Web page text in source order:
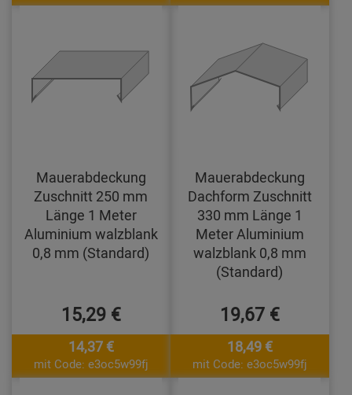
Mauerabdeckung
Zuschnitt 250 mm
Länge 1 Meter
Aluminium walzblank
0,8 mm (Standard)
15,29 €
14,37 €
mit Code: e3oc5w99fj
Mauerabdeckung
Dachform Zuschnitt
330 mm Länge 1
Meter Aluminium
walzblank 0,8 mm
(Standard)
19,67 €
18,49 €
mit Code: e3oc5w99fj